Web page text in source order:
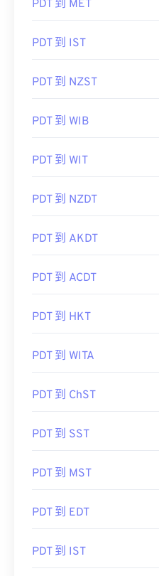
PDT 到 MET
PDT 到 IST
PDT 到 NZST
PDT 到 WIB
PDT 到 WIT
PDT 到 NZDT
PDT 到 AKDT
PDT 到 ACDT
PDT 到 HKT
PDT 到 WITA
PDT 到 ChST
PDT 到 SST
PDT 到 MST
PDT 到 EDT
PDT 到 IST